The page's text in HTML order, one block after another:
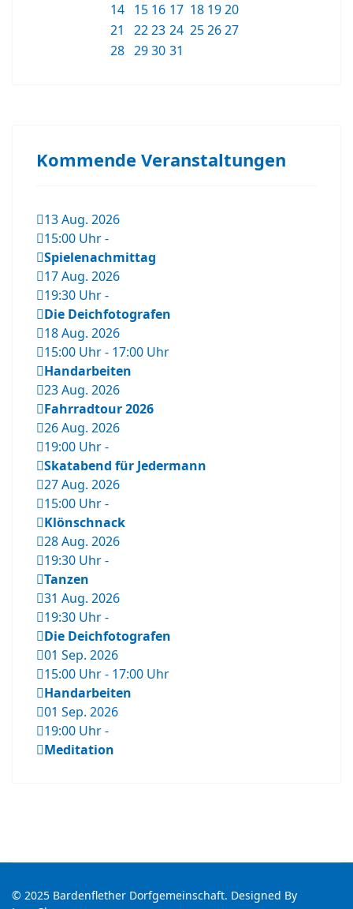
14 15 16 17 18 1920
21
2223 24 252627
28 2930 31
Kommende Veranstaltungen
13 Aug. 2026
15:00 Uhr-
Spielenachmittag
17 Aug. 2026
19:30 Uhr-
Die Deichfotografen
18 Aug. 2026
15:00 Uhr- 17:00 Uhr
Handarbeiten
23 Aug. 2026
Fahrradtour 2026
26 Aug. 2026
19:00 Uhr-
Skatabend für Jedermann
27 Aug. 2026
15:00 Uhr-
Klönschnack
28 Aug. 2026
19:30 Uhr-
Tanzen
31 Aug. 2026
19:30 Uhr-
Die Deichfotografen
01 Sep. 2026
15:00 Uhr- 17:00 Uhr
Handarbeiten
01 Sep. 2026
19:00 Uhr-
Meditation
© 2025 Bardenflether Dorfgemeinschaft. Designed By